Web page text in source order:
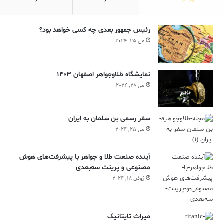
رئیس جمهور بعدی چه کسی خواهد بود؟
می 25, 2024
نمایشگاه طلاوجواهر اصفهان 1403
می 28, 2024
سفر رسمی بن سلمان به ایران
می 25, 2024
آینده صنعت طلا و جواهر با پیشرفت‌های هوش
مصنوعی و پرینت سه‌بعدی
ژوئن 18, 2024
ميراث تايتانيک